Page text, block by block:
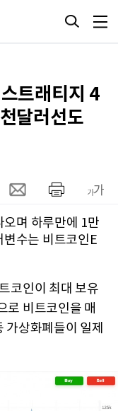
트래티지 4
달러선도
며 하루만에 1만
수는 비트코인E
코인이 최대 보유
로 비트코인을 매
상화폐들이 일제